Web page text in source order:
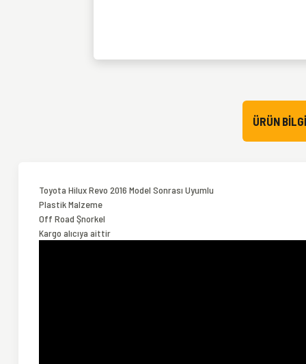
ÜRÜN
Toyota Hilux Revo 2016 Model Sonrası Uyumlu
Plastik Malzeme
Off Road Şnorkel
Kargo alıcıya aittir